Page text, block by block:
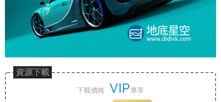
資源下載
下載價格 VIP專享